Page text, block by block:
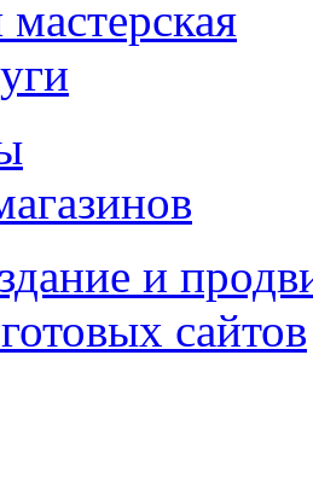
мастерская
и
сайтов